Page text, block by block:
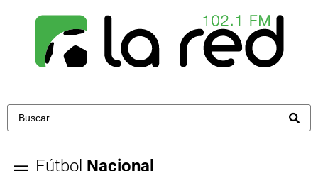
Fútbol Nacional